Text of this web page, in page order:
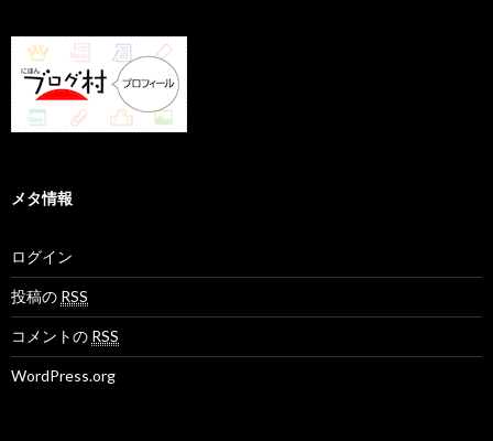
メタ情報
ログイン
投稿の RSS
コメントの RSS
WordPress.org